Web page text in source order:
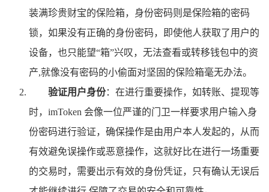
装满珍贵财宝的保险箱，身份密码则是保险箱的密码
锁，如果没有正确的身份密码，即使他人获取了用户的
设备，也只能望“箱”兴叹，无法查看或转移钱包中的资
产,就像没有密码的小偷面对坚固的保险箱毫无办法。
验证用户身份：在进行重要操作，如转账、提现等
时，imToken 会像一位严谨的门卫一样要求用户输入身
份密码进行验证，确保操作是由用户本人发起的，从而
有效避免误操作或恶意操作，这就好比在进行一场重要
的交易时，需要出示有效的身份凭证，只有确认无误后